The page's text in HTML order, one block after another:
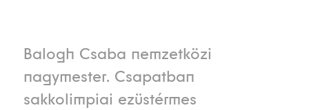
Balogh Csaba nemzetközi
nagymester. Csapatban
sakkolimpiai ezüstérmes